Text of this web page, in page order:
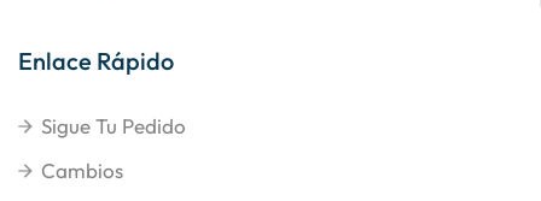
Enlace Rápido
Sigue Tu Pedido
Cambios